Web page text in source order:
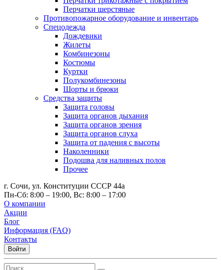
Перчатки шерстяные
Противопожарное оборудование и инвентарь
Спецодежда
Дождевики
Жилеты
Комбинезоны
Костюмы
Куртки
Полукомбинезоны
Шорты и брюки
Средства защиты
Защита головы
Защита органов дыхания
Защита органов зрения
Защита органов слуха
Защита от падения с высоты
Наколенники
Подошва для наливных полов
Прочее
г. Сочи, ул. Конституции СССР 44а
Пн-Сб: 8:00 – 19:00, Вс: 8:00 – 17:00
О компании
Акции
Блог
Информация (FAQ)
Контакты
Войти